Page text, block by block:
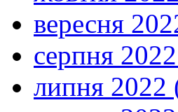
вересня
серпня
липня 2022